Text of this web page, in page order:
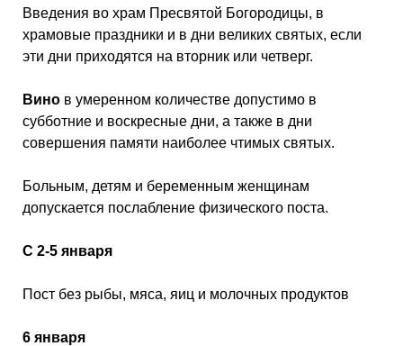
Введения во храм Пресвятой Богородицы, в
храмовые праздники и в дни великих святых, если
эти дни приходятся на вторник или четверг.
Винов умеренном количестве допустимо в
субботние и воскресные дни, а также в дни
совершения памяти наиболее чтимых святых.
Больным, детям и беременным женщинам
допускается послабление физического поста.
С 2-5 января
Пост без рыбы, мяса, яиц и молочных продуктов
6 января